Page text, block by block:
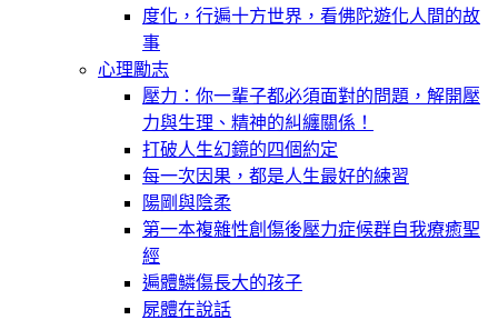
度化，行遍十方世界，看佛陀遊化人間的故
事
心理勵志
壓力：你一輩子都必須面對的問題，解開壓
力與生理、精神的糾纏關係！
打破人生幻鏡的四個約定
每一次因果，都是人生最好的練習
陽剛與陰柔
第一本複雜性創傷後壓力症候群自我療癒聖
經
遍體鱗傷長大的孩子
屍體在說話